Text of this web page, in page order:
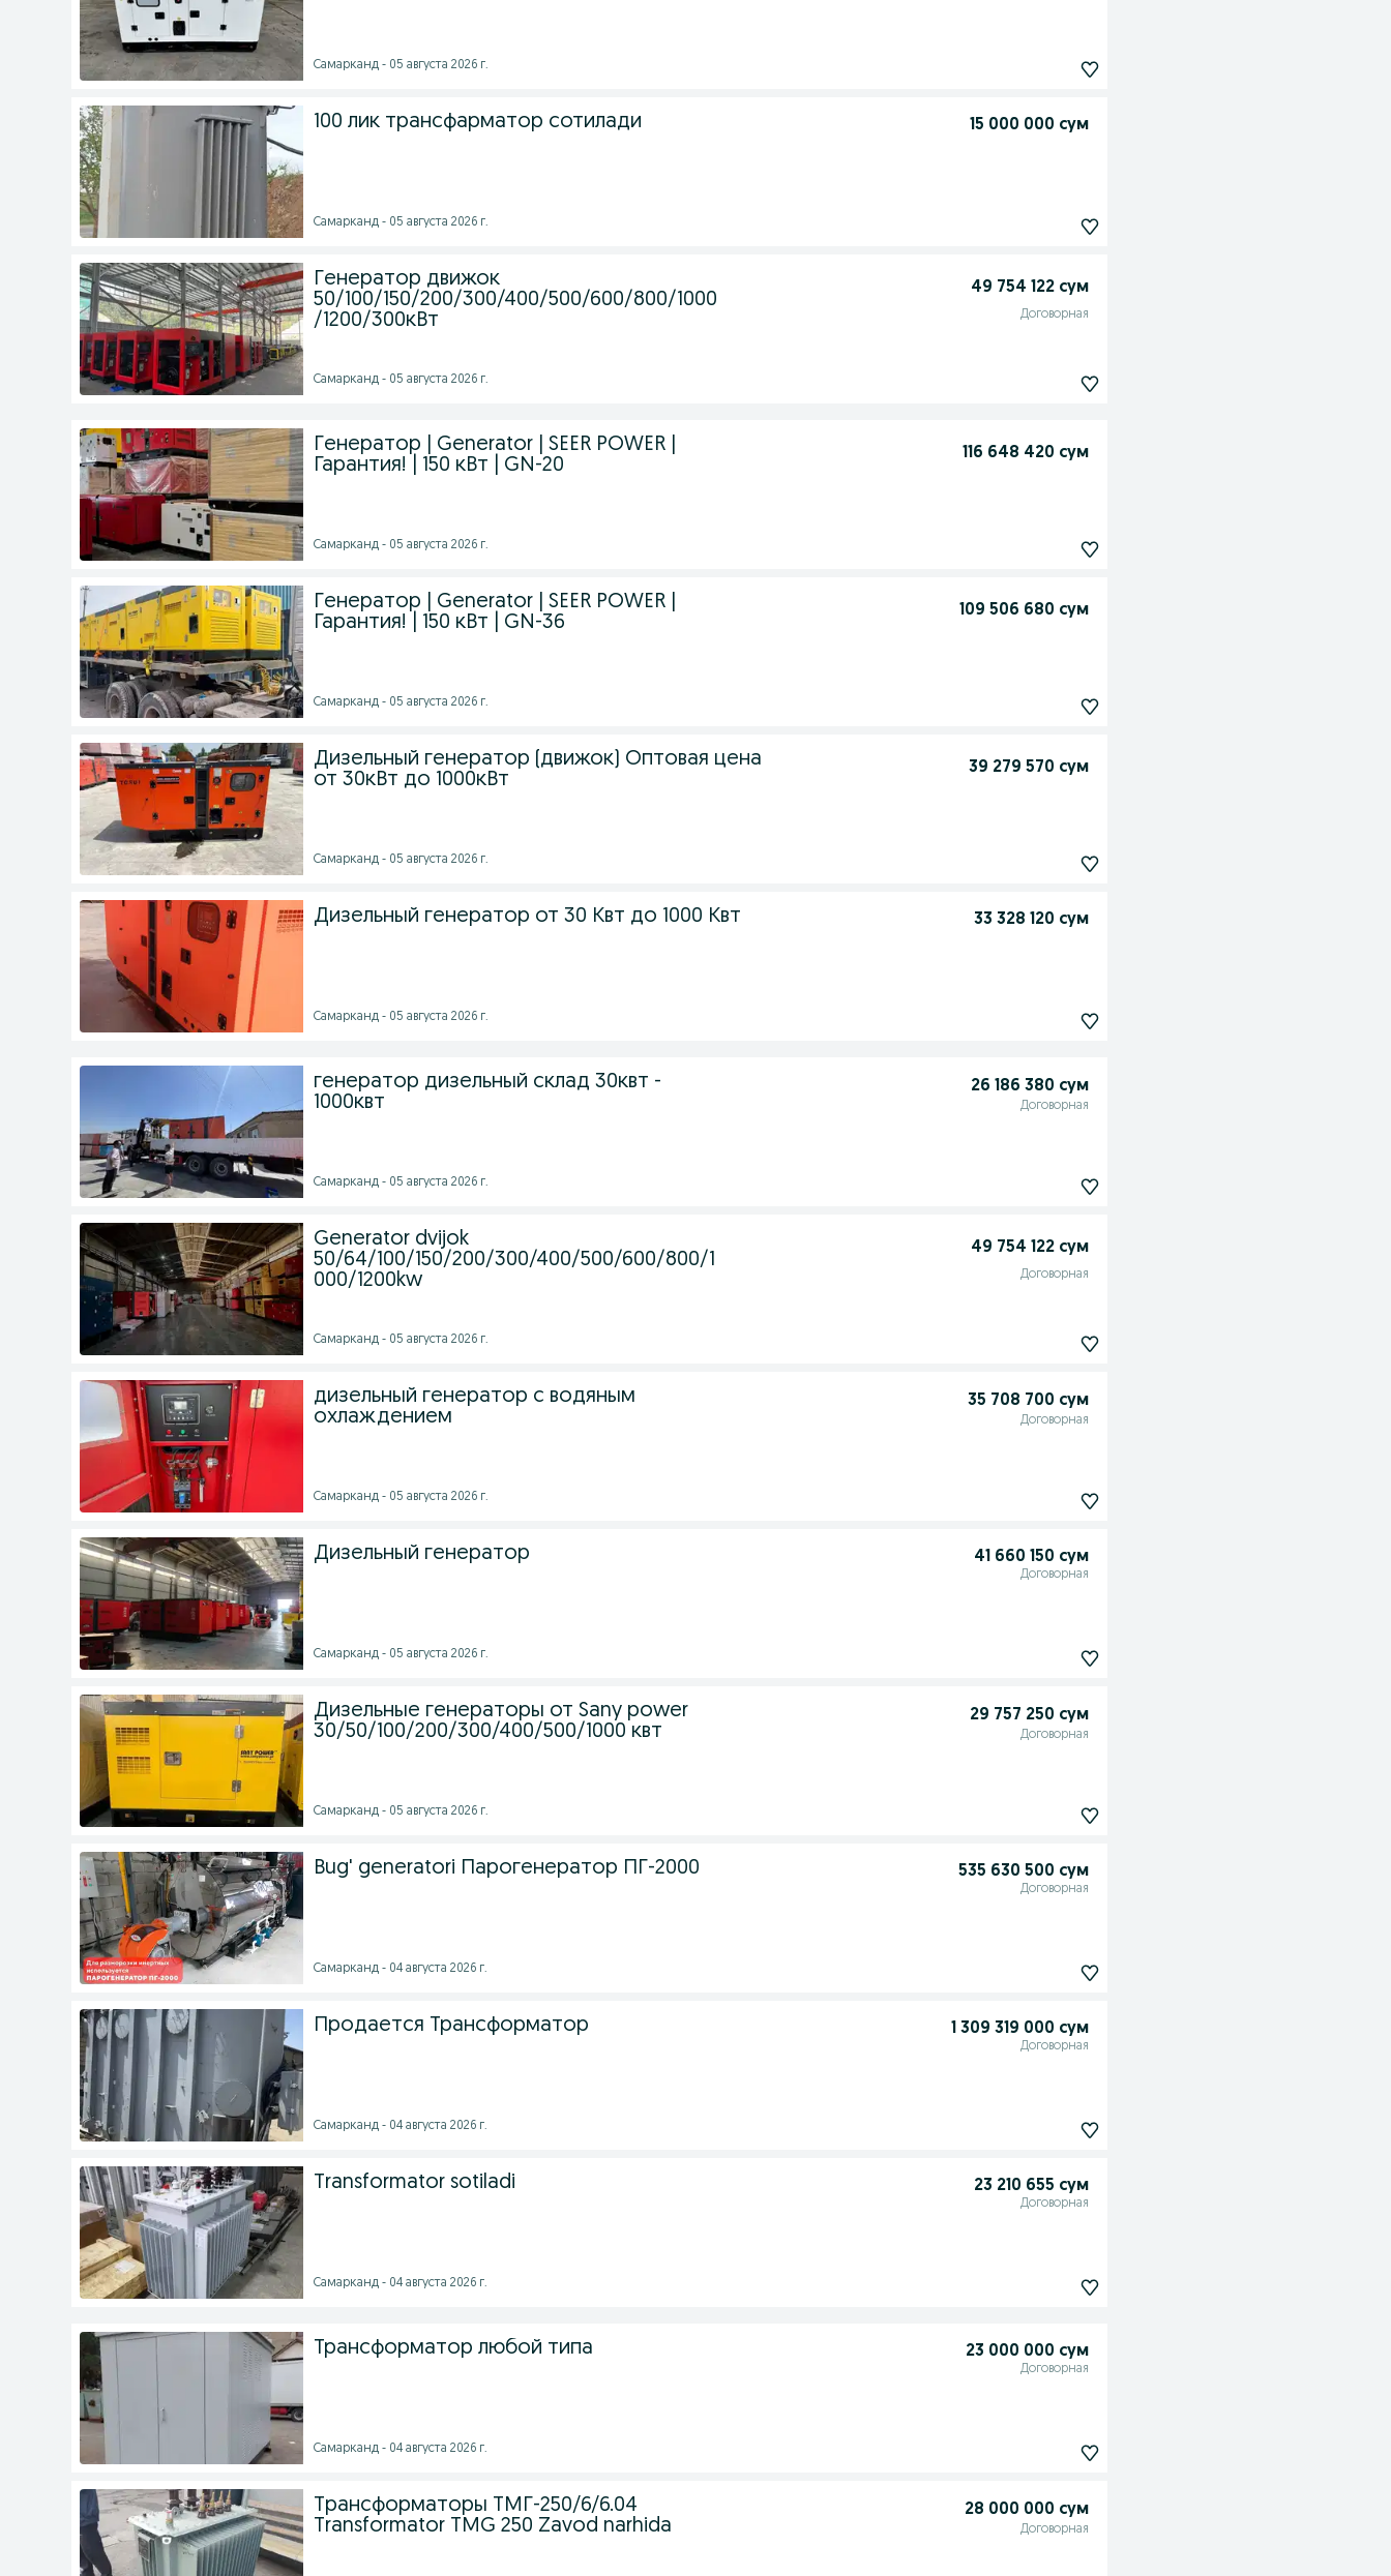
Самарканд - 05 августа 2026 г.
100 лик трансфарматор сотилади 15 000 000 сум
Самарканд - 05 августа 2026 г.
Генератор движок
50/100/150/200/300/400/500/600/800/1000
/1200/300кВт
49 754 122 сум
Договорная
Самарканд - 05 августа 2026 г.
Генератор | Generator | SEER POWER |
Гарантия! | 150 кВт | GN-20
116 648 420 сум
Самарканд - 05 августа 2026 г.
Генератор | Generator | SEER POWER |
Гарантия! | 150 кВт | GN-36
109 506 680 сум
Самарканд - 05 августа 2026 г.
Дизельный генератор (движок) Оптовая цена
от 30кВт до 1000кВт
39 279 570 сум
Самарканд - 05 августа 2026 г.
Дизельный генератор от 30 Квт до 1000 Квт 33 328 120 сум
Самарканд - 05 августа 2026 г.
генератор дизельный склад 30квт -
1000квт
26 186 380 сум
Договорная
Самарканд - 05 августа 2026 г.
Generator dvijok
50/64/100/150/200/300/400/500/600/800/1
000/1200kw
49 754 122 сум
Договорная
Самарканд - 05 августа 2026 г.
дизельный генератор с водяным
охлаждением
35 708 700 сум
Договорная
Самарканд - 05 августа 2026 г.
Дизельный генератор 41 660 150 сум
Договорная
Самарканд - 05 августа 2026 г.
Дизельные генераторы от Sany power
30/50/100/200/300/400/500/1000 квт
29 757 250 сум
Договорная
Самарканд - 05 августа 2026 г.
Bug' generatori Парогенератор ПГ-2000 535 630 500 сум
Договорная
Самарканд - 04 августа 2026 г.
Продается Трансформатор 1 309 319 000 сум
Договорная
Самарканд - 04 августа 2026 г.
Transformator sotiladi 23 210 655 сум
Договорная
Самарканд - 04 августа 2026 г.
Трансформатор любой типа 23 000 000 сум
Договорная
Самарканд - 04 августа 2026 г.
Tрансформаторы ТМГ-250/6/6.04
Transformator TMG 250 Zavod narhida
28 000 000 сум
Договорная